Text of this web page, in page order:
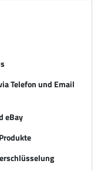
Telefon und Email
eBay